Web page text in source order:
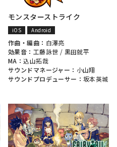
モンスターストライク
iOS Android
作曲・編曲： 白澤亮
効果音： 工藤詠世 / 黒田就平
MA：込山拓哉
サウンドマネージャー： 小山翔
サウンドプロデューサー：坂本英城